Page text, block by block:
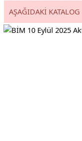
AŞAĞIDAKİ KATALOG